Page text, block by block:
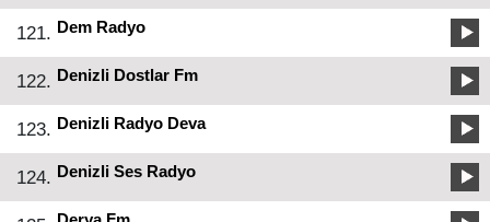
121. Dem Radyo
122. Denizli Dostlar Fm
123. Denizli Radyo Deva
124. Denizli Ses Radyo